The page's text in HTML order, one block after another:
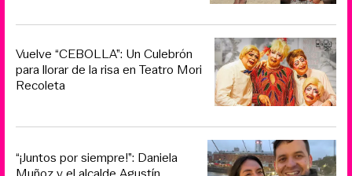
Vuelve “CEBOLLA”: Un Culebrón
para llorar de la risa en Teatro Mori
Recoleta
“¡Juntos por siempre!”: Daniela